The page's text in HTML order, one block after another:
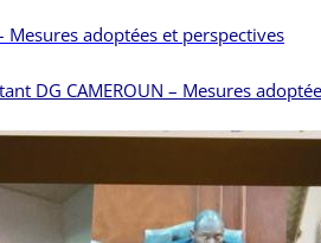
Mesures adoptées et perspectives
DG CAMEROUN – Mesures